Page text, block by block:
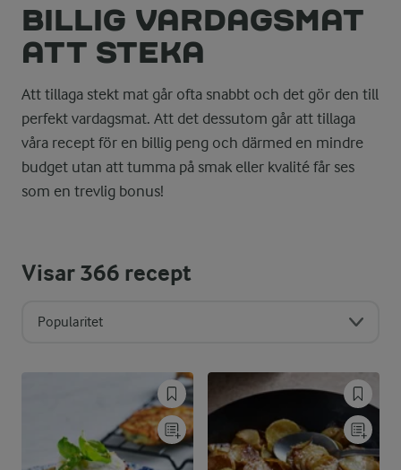
BILLIG VARDAGSMAT
ATT STEKA
Att tillaga stekt mat går ofta snabbt och det gör den till
perfekt vardagsmat. Att det dessutom går att tillaga
våra recept för en billig peng och därmed en mindre
budget utan att tumma på smak eller kvalité får ses
som en trevlig bonus!
Visar366 recept
Popularitet